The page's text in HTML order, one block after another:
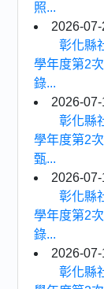
照...
2026-
彰化縣
學年度第2
錄...
2026-
彰化縣
學年度第2
甄...
2026-07-
彰化縣
學年度第2
錄...
2026-
彰化縣